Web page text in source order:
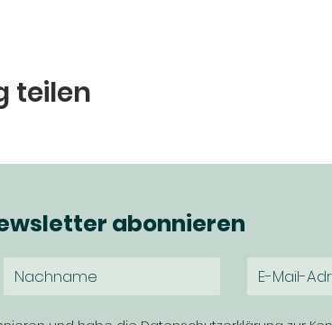
teilen
abonnieren